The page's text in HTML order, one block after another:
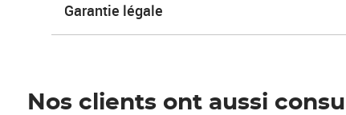
Garantie légale
Nos clients ont aussi